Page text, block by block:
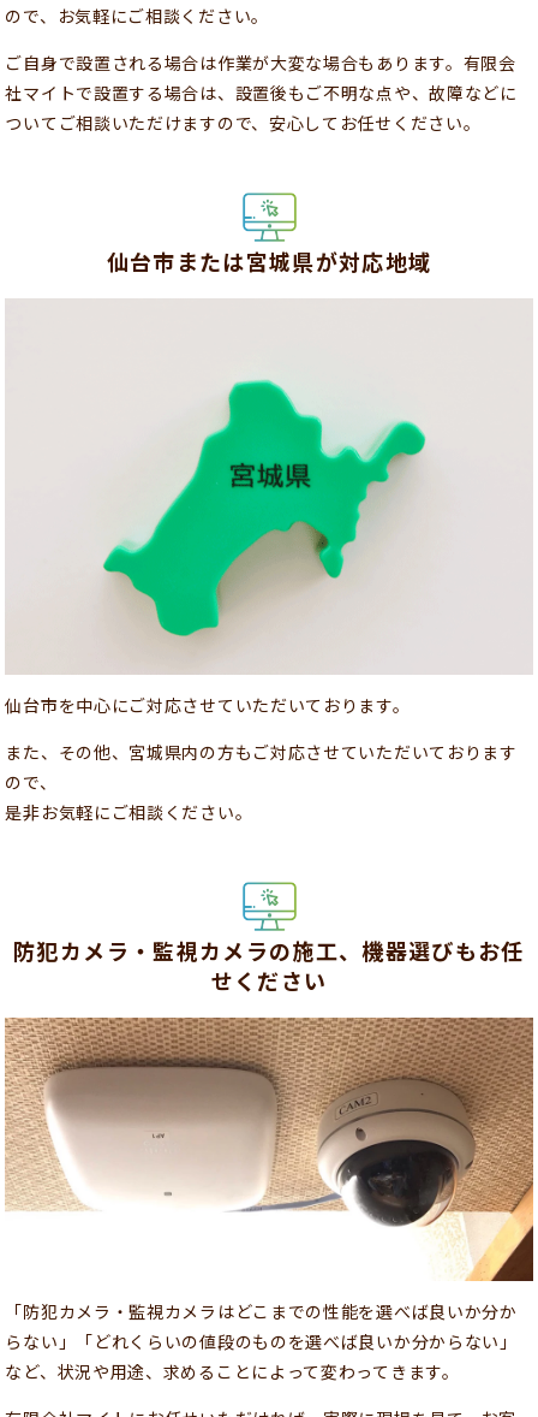
ので、お気軽にご相談ください。
ご自身で設置される場合は作業が大変な場合もあります。有限会
社マイトで設置する場合は、設置後もご不明な点や、故障などに
ついてご相談いただけますので、安心してお任せください。
仙台市または宮城県が対応地域
仙台市を中心にご対応させていただいております。
また、その他、宮城県内の方もご対応させていただいております
ので、
是非お気軽にご相談ください。
防犯カメラ・監視カメラの施工、機器選びもお任
せください
「防犯カメラ・監視カメラはどこまでの性能を選べば良いか分か
らない」「どれくらいの値段のものを選べば良いか分からない」
など、状況や用途、求めることによって変わってきます。